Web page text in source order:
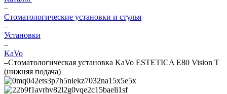
–
Стоматологические установки и стулья
–
Установки
–
KaVo
–Стоматологическая установка KaVo ESTETICA E80 Vision T
(нижняя подача)